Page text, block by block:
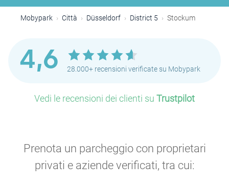
Mobypark Città Düsseldorf District 5 Stockum
4,6 28.000+ recensioni verificate su Mobypark
Vedi le recensioni dei clienti su Trustpilot
Prenota un parcheggio con proprietari
privati e aziende verificati, tra cui: